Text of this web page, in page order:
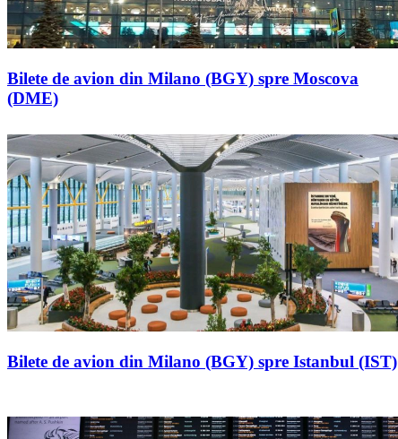
Bilete de avion din Milano (BGY) spre Moscova
(DME)
Bilete de avion din Milano (BGY) spre Istanbul (IST)